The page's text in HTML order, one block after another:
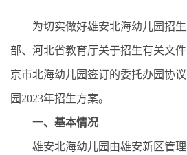
为切实做好雄安北海幼儿园招生
部、河北省教育厅关于招生有关文
京市北海幼儿园签订的委托办园协
园2023年招生方案。
一、基本情况
雄安北海幼儿园由雄安新区管理